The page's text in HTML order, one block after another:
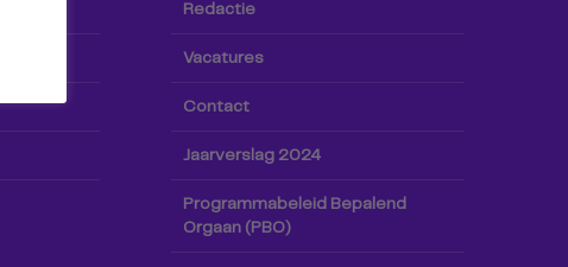
Redactie
Vacatures
Contact
Jaarverslag 2024
Programmabeleid Bepalend
Orgaan (PBO)